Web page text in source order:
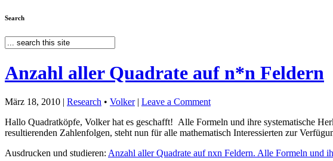
Search
Anzahl aller Quadrate auf n*n Feldern
März 18, 2010 | Research • Volker| Leave a Comment
Hallo Quadratköpfe, Volker hat es geschafft! Alle Formeln und ihre systematische
resultierenden Zahlenfolgen, steht nun für alle mathematisch Interessierten zur
Ausdrucken und studieren: Anzahl aller Quadrate auf nxn Feldern. Alle Formeln und